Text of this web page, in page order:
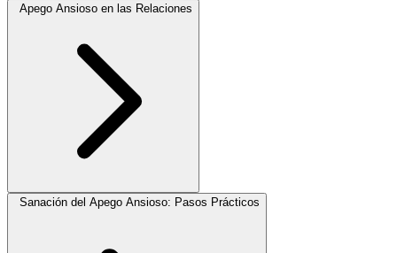
Apego Ansioso en las Relaciones
Sanación del Apego Ansioso: Pasos Prácticos